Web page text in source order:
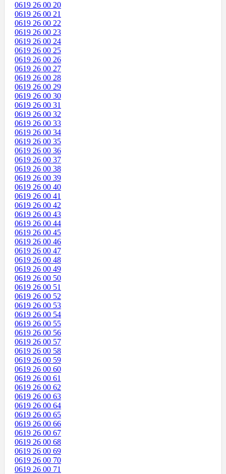
0619 26 00 20
0619 26 00 21
0619 26 00 22
0619 26 00 23
0619 26 00 24
0619 26 00 25
0619 26 00 26
0619 26 00 27
0619 26 00 28
0619 26 00 29
0619 26 00 30
0619 26 00 31
0619 26 00 32
0619 26 00 33
0619 26 00 34
0619 26 00 35
0619 26 00 36
0619 26 00 37
0619 26 00 38
0619 26 00 39
0619 26 00 40
0619 26 00 41
0619 26 00 42
0619 26 00 43
0619 26 00 44
0619 26 00 45
0619 26 00 46
0619 26 00 47
0619 26 00 48
0619 26 00 49
0619 26 00 50
0619 26 00 51
0619 26 00 52
0619 26 00 53
0619 26 00 54
0619 26 00 55
0619 26 00 56
0619 26 00 57
0619 26 00 58
0619 26 00 59
0619 26 00 60
0619 26 00 61
0619 26 00 62
0619 26 00 63
0619 26 00 64
0619 26 00 65
0619 26 00 66
0619 26 00 67
0619 26 00 68
0619 26 00 69
0619 26 00 70
0619 26 00 71